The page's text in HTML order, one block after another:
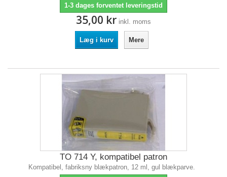
1-3 dages forventet leveringstid
35,00 kr inkl. moms
Læg i kurv Mere
TO 714 Y, kompatibel patron
Kompatibel, fabriksny blækpatron, 12 ml, gul blækparve.